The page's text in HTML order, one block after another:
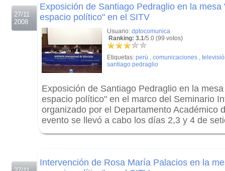
27/11
2008
Exposición de Santiago Pedraglio en la
espacio político" en el SITV
Usuario: dptocomunica
Ranking: 3.1/5.0 (99 votos)
Etiquetas: perú , comunicaciones ,
santiago pedraglio
Exposición de Santiago Pedraglio en la
espacio político" en el marco del Seminario
organizado por el Departamento Académico
evento se llevó a cabo los días 2,3 y 4 de
Intervención de Rosa María Palacios en la